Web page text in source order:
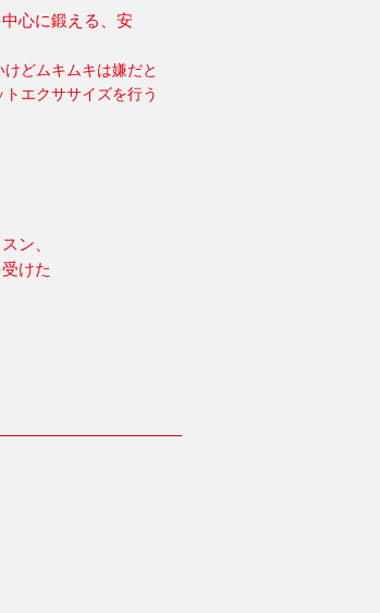
心に鍛える、安
どムキムキは嫌だと
エクササイズを行う
ン、
けた